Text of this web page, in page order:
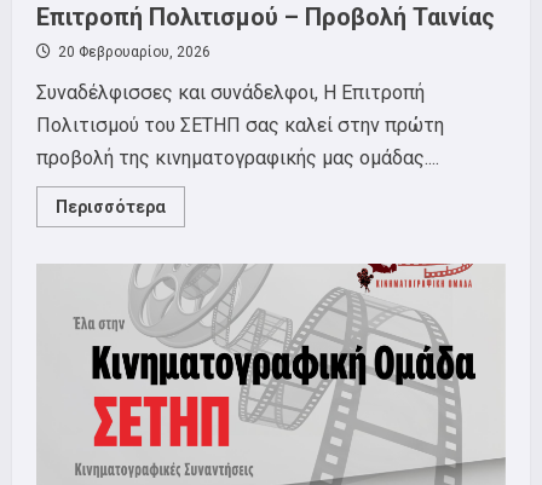
Επιτροπή Πολιτισμού – Προβολή Ταινίας
20 Φεβρουαρίου, 2026
Συναδέλφισσες και συνάδελφοι, Η Επιτροπή
Πολιτισμού του ΣΕΤΗΠ σας καλεί στην πρώτη
προβολή της κινηματογραφικής μας ομάδας....
Περισσότερα
more
Πολιτισμού
–
Προβολή
Ταινίας